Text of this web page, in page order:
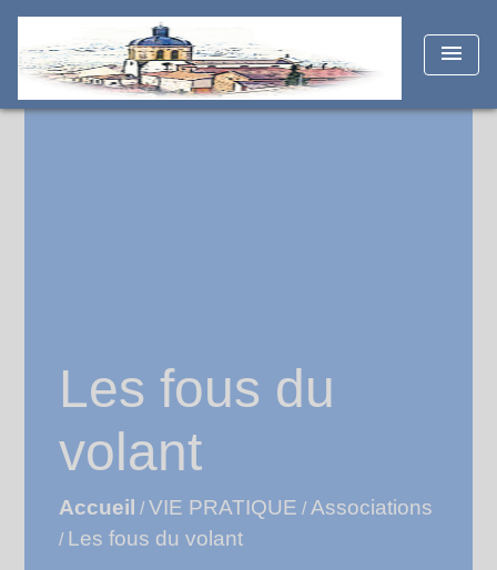
menu
Les fous du
volant
Accueil /VIE PRATIQUE /Associations
/ Les fous du volant